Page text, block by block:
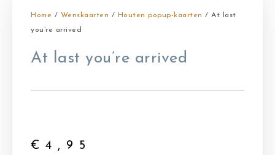
Home / Wenskaarten / Houten popup-kaarten / At last
you’re arrived
At last you’re arrived
€ 4,95